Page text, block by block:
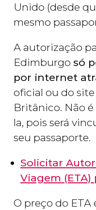
Unido (desde
mesmo
A autorização
Edimburgo só
por internet
oficial ou do
Britânico. Não
la, pois será
seu passaporte.
Solicitar
Viagem
O preço do ETA